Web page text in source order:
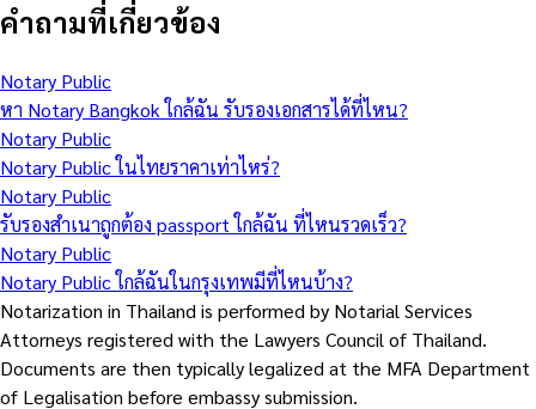
คำถามที่เกี่ยวข้อง
Notary Public
หา Notary Bangkok ใกล้ฉัน รับรองเอกสารได้ที่ไหน?
Notary Public
Notary Public ในไทยราคาเท่าไหร่?
Notary Public
รับรองสำเนาถูกต้อง passport ใกล้ฉัน ที่ไหนรวดเร็ว?
Notary Public
Notary Public ใกล้ฉันในกรุงเทพมีที่ไหนบ้าง?
Notarization in Thailand is performed by Notarial Services
Attorneys registered with the Lawyers Council of Thailand.
Documents are then typically legalized at the MFA Department
of Legalisation before embassy submission.